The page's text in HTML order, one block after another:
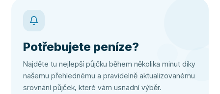
Potřebujete peníze?
Najděte tu nejlepší půjčku během několika minut díky
našemu přehlednému a pravidelně aktualizovanému
srovnání půjček, které vám usnadní výběr.